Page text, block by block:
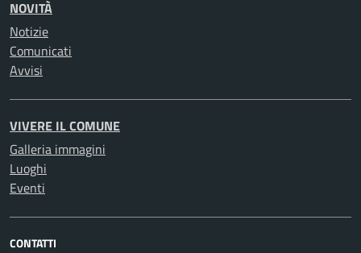
NOVITÀ
Notizie
Comunicati
Avvisi
VIVERE IL COMUNE
Galleria immagini
Luoghi
Eventi
CONTATTI